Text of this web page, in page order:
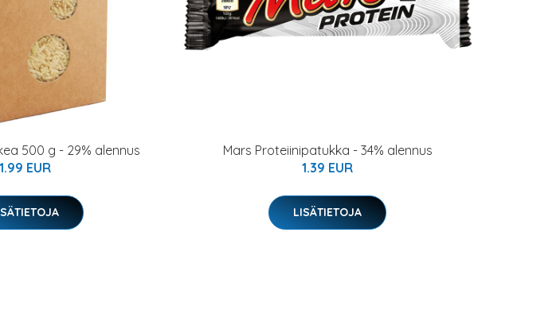
500 g - 29% alennus
1.99 EUR
Mars Proteiinipatukka - 34% alennus
1.39 EUR
LISÄTIETOJA